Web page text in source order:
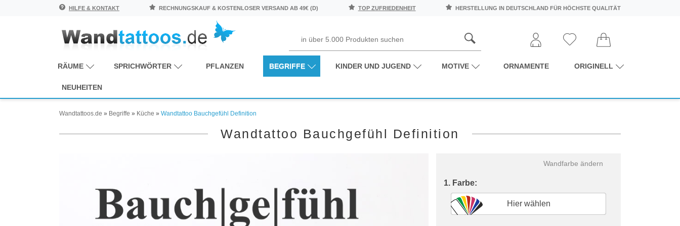
HILFE & KONTAKT RECHNUNGSKAUF & KOSTENLOSER VERSAND AB 49€ (D) TOP ZUFRIEDENHEIT HERSTELLUNG IN DEUTSCHLAND FÜR HÖCHSTE QUALITÄT
RÄUME SPRICHWÖRTER PFLANZEN BEGRIFFE KINDER UND JUGEND MOTIVE ORNAMENTE ORIGINELL
NEUHEITEN
Wandtattoos.de » Begriffe » Küche » Wandtattoo Bauchgefühl Definition
Wandtattoo Bauchgefühl Definition
Wandfarbe ändern
1. Farbe:
Hier wählen